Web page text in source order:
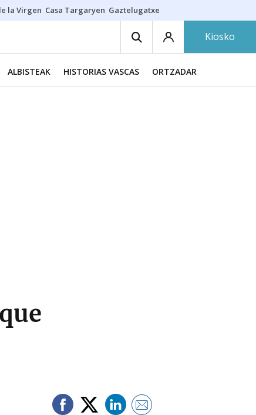
la Virgen Casa Targaryen Gaztelugatxe
Kiosko
ALBISTEAK HISTORIAS VASCAS ORTZADAR